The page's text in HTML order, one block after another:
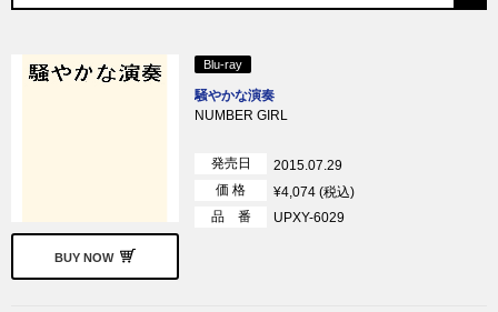
BUY NOW
Blu-ray
騒やかな演奏
NUMBER GIRL
発売日
2015.07.29
価 格
¥4,074 (税込)
品 番
UPXY-6029